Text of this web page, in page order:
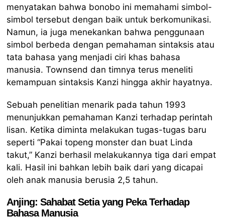
menyatakan bahwa bonobo ini memahami simbol-
simbol tersebut dengan baik untuk berkomunikasi.
Namun, ia juga menekankan bahwa penggunaan
simbol berbeda dengan pemahaman sintaksis atau
tata bahasa yang menjadi ciri khas bahasa
manusia. Townsend dan timnya terus meneliti
kemampuan sintaksis Kanzi hingga akhir hayatnya.
Sebuah penelitian menarik pada tahun 1993
menunjukkan pemahaman Kanzi terhadap perintah
lisan. Ketika diminta melakukan tugas-tugas baru
seperti “Pakai topeng monster dan buat Linda
takut,” Kanzi berhasil melakukannya tiga dari empat
kali. Hasil ini bahkan lebih baik dari yang dicapai
oleh anak manusia berusia 2,5 tahun.
Anjing: Sahabat Setia yang Peka Terhadap
Bahasa Manusia